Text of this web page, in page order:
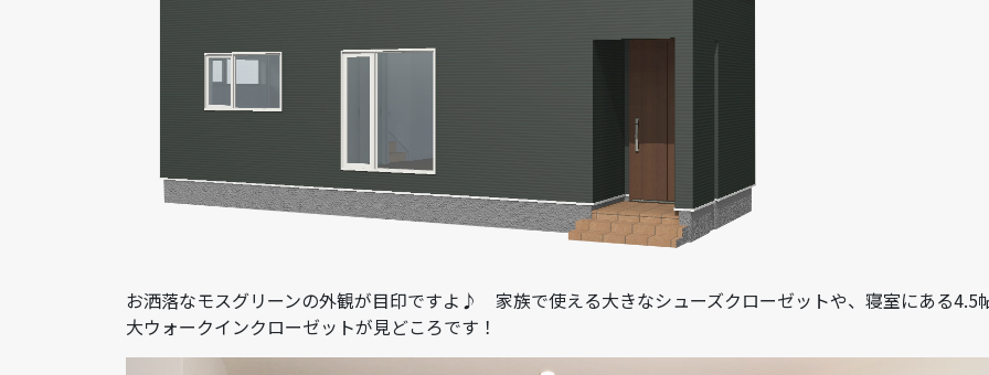
お洒落なモスグリーンの外観が目印ですよ♪ 家族で使える大きなシューズクローゼットや、寝室にある4.5
大ウォークインクローゼットが見どころです！